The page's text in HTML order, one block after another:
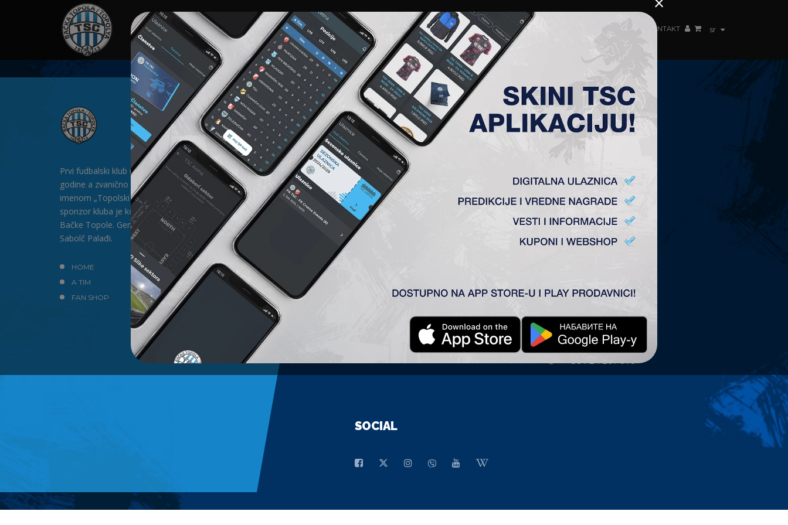
sr
HOME SPONZORI NEWS GALERIJE A TIM ČLANSTVO AKREDITACIJE KLUB AKADEMIJA ŽENSKI TIM KONTAKT
Prvi fudbalski klub u Bačkoj Topoli formiran je 1912.
godine a zvanično postoji od 1913. godine pod
imenom „Topolski Sportski Club" (TSC). Generalni
sponzor kluba je kompanija „SAT-TRAKT” DOO iz
Bačke Topole. Generalni direktor kluba je gospodin
Sabolč Palađi.
HOME
NEWS
A TIM
KLUB
FAN SHOP
KONTAKT
ANALIZA UTAKMICE
ANALIZA UTAKMICA
FK TSC
VS
OFK Vršac
1 : 0
KONTAKT
Fudbalski Klub „TSC”
Plitvička 1.
24300 Bačka Topola
office@fktsc.com
+381 24 224 187
TSC Arena
24300 Bačka Topola
office@tscarena.com
+381 24 267 979
SOCIAL